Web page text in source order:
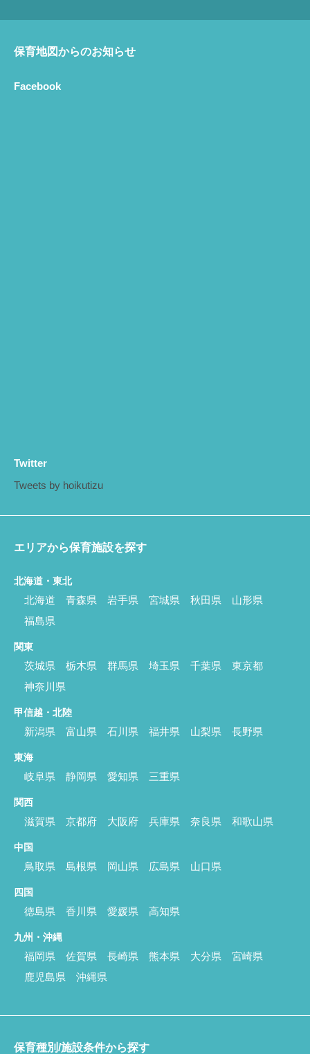
保育地図からのお知らせ
Facebook
Twitter
Tweets by hoikutizu
エリアから保育施設を探す
北海道・東北
北海道 青森県 岩手県 宮城県 秋田県
山形県
福島県
関東
茨城県 栃木県 群馬県 埼玉県 千葉県
東京都
神奈川県
甲信越・北陸
新潟県 富山県 石川県 福井県 山梨県 長野県
東海
岐阜県 静岡県 愛知県 三重県
関西
滋賀県 京都府 大阪府 兵庫県 奈良県 和歌山県
中国
鳥取県 島根県 岡山県 広島県 山口県
四国
徳島県 香川県 愛媛県 高知県
九州・沖縄
福岡県 佐賀県 長崎県 熊本県 大分県
宮崎県
鹿児島県
沖縄県
保育種別/施設条件から探す